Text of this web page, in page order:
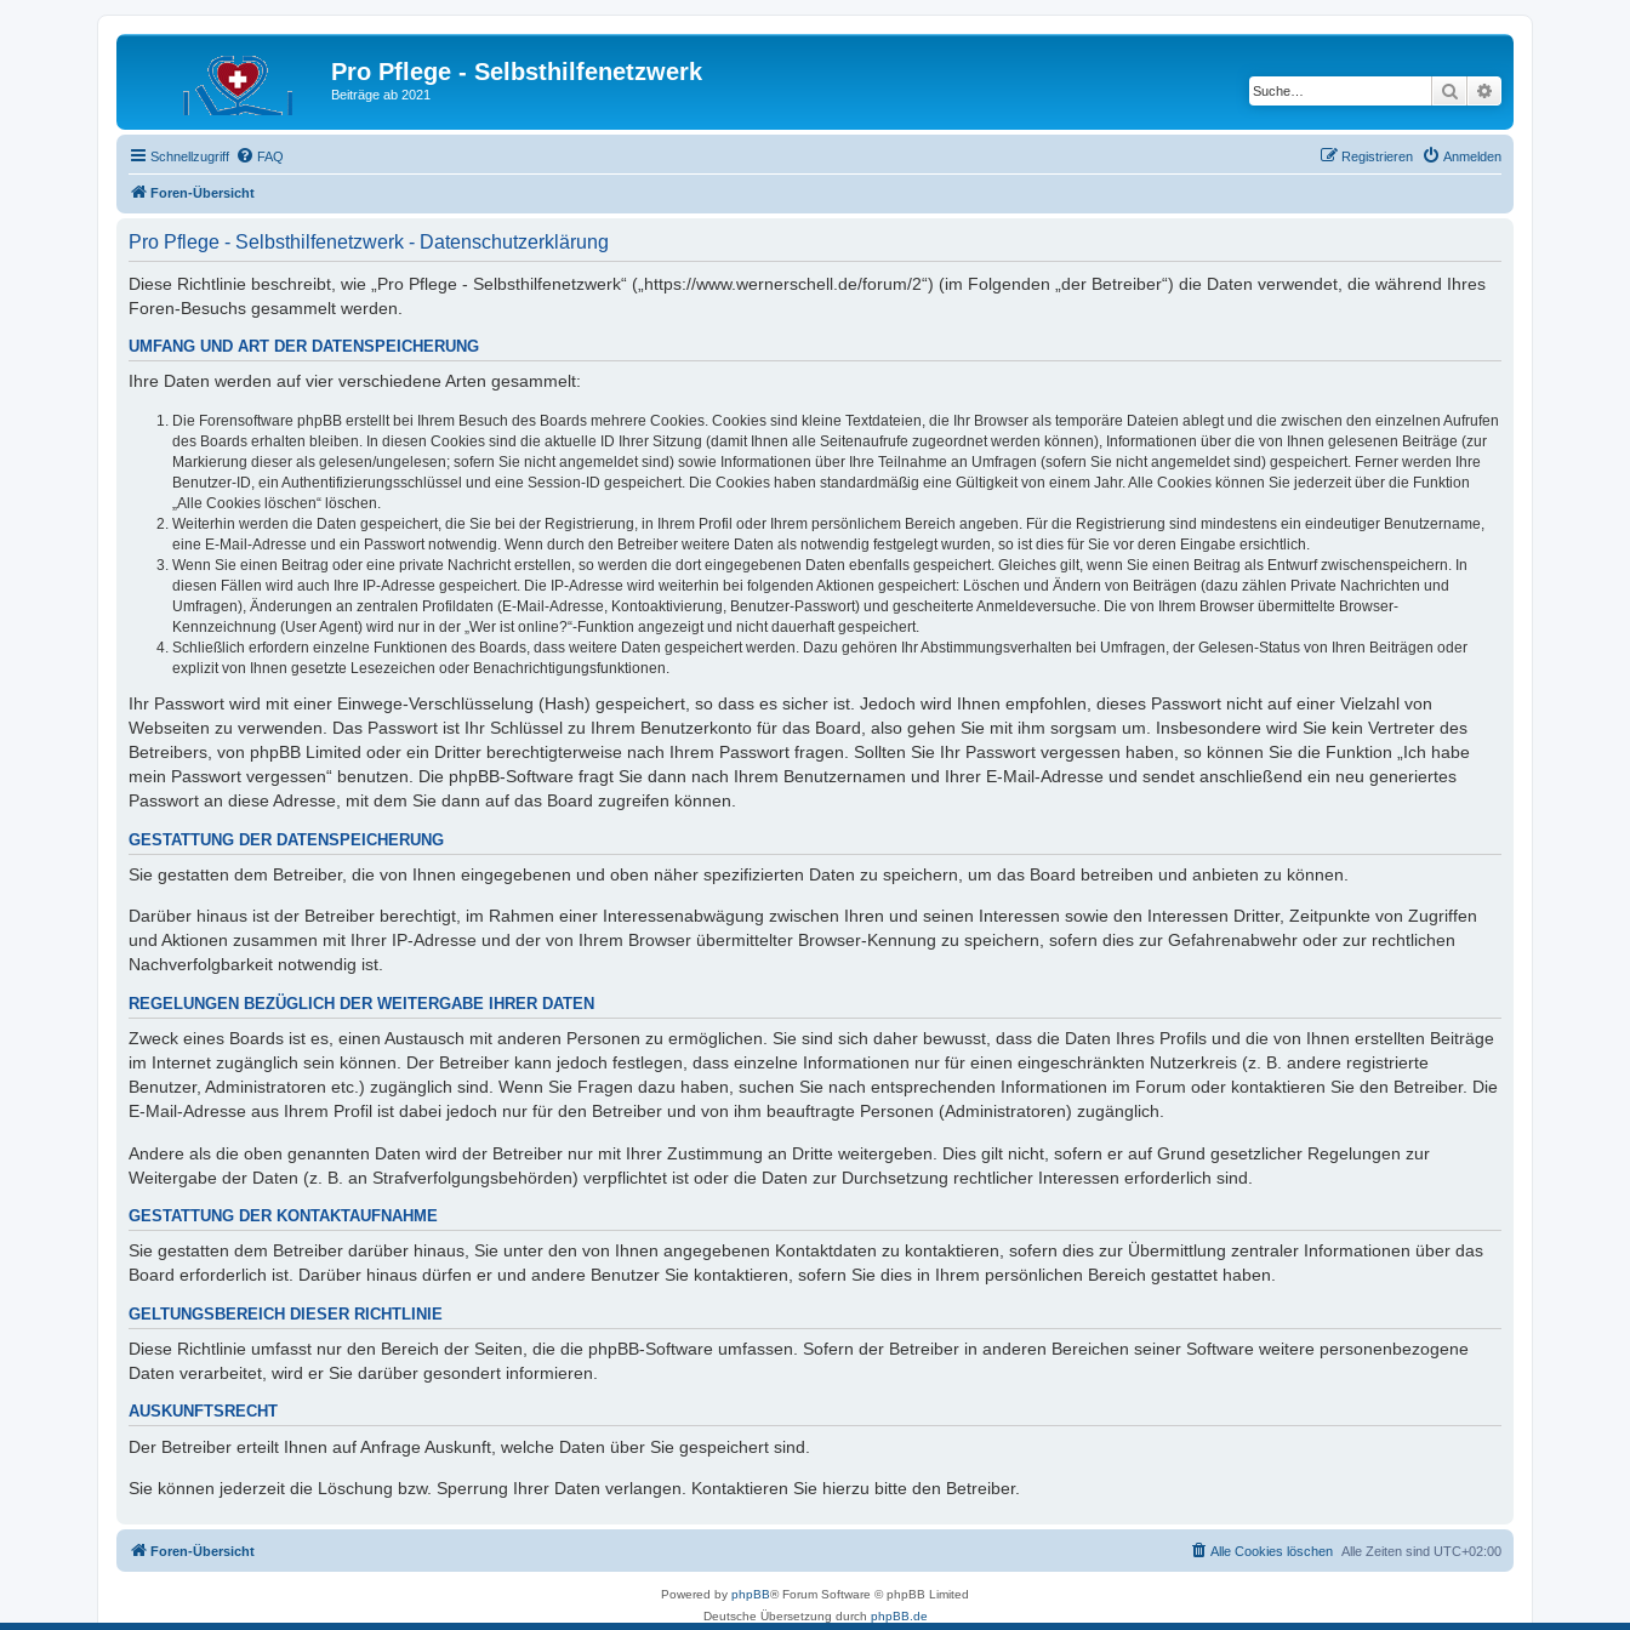
Pro Pflege - Selbsthilfenetzwerk
Beiträge ab 2021 Suche
Schnellzugriff FAQ Anmelden
Registrieren
Foren-Übersicht
Pro Pflege - Selbsthilfenetzwerk - Datenschutzerklärung
Diese Richtlinie beschreibt, wie „Pro Pflege - Selbsthilfenetzwerk“ („https://www.wernerschell.de/forum/2“) (im Folgenden „der Betreiber“) die Daten verwendet, die während Ihres
Foren-Besuchs gesammelt werden.
UMFANG UND ART DER DATENSPEICHERUNG
Ihre Daten werden auf vier verschiedene Arten gesammelt:
Die Forensoftware phpBB erstellt bei Ihrem Besuch des Boards mehrere Cookies. Cookies sind kleine Textdateien, die Ihr Browser als temporäre Dateien ablegt und die zwischen den einzelnen Aufrufen
des Boards erhalten bleiben. In diesen Cookies sind die aktuelle ID Ihrer Sitzung (damit Ihnen alle Seitenaufrufe zugeordnet werden können), Informationen über die von Ihnen gelesenen Beiträge (zur
Markierung dieser als gelesen/ungelesen; sofern Sie nicht angemeldet sind) sowie Informationen über Ihre Teilnahme an Umfragen (sofern Sie nicht angemeldet sind) gespeichert. Ferner werden Ihre
Benutzer-ID, ein Authentifizierungsschlüssel und eine Session-ID gespeichert. Die Cookies haben standardmäßig eine Gültigkeit von einem Jahr. Alle Cookies können Sie jederzeit über die Funktion
„Alle Cookies löschen“ löschen.
Weiterhin werden die Daten gespeichert, die Sie bei der Registrierung, in Ihrem Profil oder Ihrem persönlichem Bereich angeben. Für die Registrierung sind mindestens ein eindeutiger Benutzername,
eine E-Mail-Adresse und ein Passwort notwendig. Wenn durch den Betreiber weitere Daten als notwendig festgelegt wurden, so ist dies für Sie vor deren Eingabe ersichtlich.
Wenn Sie einen Beitrag oder eine private Nachricht erstellen, so werden die dort eingegebenen Daten ebenfalls gespeichert. Gleiches gilt, wenn Sie einen Beitrag als Entwurf zwischenspeichern. In
diesen Fällen wird auch Ihre IP-Adresse gespeichert. Die IP-Adresse wird weiterhin bei folgenden Aktionen gespeichert: Löschen und Ändern von Beiträgen (dazu zählen Private Nachrichten und
Umfragen), Änderungen an zentralen Profildaten (E-Mail-Adresse, Kontoaktivierung, Benutzer-Passwort) und gescheiterte Anmeldeversuche. Die von Ihrem Browser übermittelte Browser-
Kennzeichnung (User Agent) wird nur in der „Wer ist online?“-Funktion angezeigt und nicht dauerhaft gespeichert.
Schließlich erfordern einzelne Funktionen des Boards, dass weitere Daten gespeichert werden. Dazu gehören Ihr Abstimmungsverhalten bei Umfragen, der Gelesen-Status von Ihren Beiträgen oder
explizit von Ihnen gesetzte Lesezeichen oder Benachrichtigungsfunktionen.
Ihr Passwort wird mit einer Einwege-Verschlüsselung (Hash) gespeichert, so dass es sicher ist. Jedoch wird Ihnen empfohlen, dieses Passwort nicht auf einer Vielzahl von
Webseiten zu verwenden. Das Passwort ist Ihr Schlüssel zu Ihrem Benutzerkonto für das Board, also gehen Sie mit ihm sorgsam um. Insbesondere wird Sie kein Vertreter des
Betreibers, von phpBB Limited oder ein Dritter berechtigterweise nach Ihrem Passwort fragen. Sollten Sie Ihr Passwort vergessen haben, so können Sie die Funktion „Ich habe
mein Passwort vergessen“ benutzen. Die phpBB-Software fragt Sie dann nach Ihrem Benutzernamen und Ihrer E-Mail-Adresse und sendet anschließend ein neu generiertes
Passwort an diese Adresse, mit dem Sie dann auf das Board zugreifen können.
GESTATTUNG DER DATENSPEICHERUNG
Sie gestatten dem Betreiber, die von Ihnen eingegebenen und oben näher spezifizierten Daten zu speichern, um das Board betreiben und anbieten zu können.
Darüber hinaus ist der Betreiber berechtigt, im Rahmen einer Interessenabwägung zwischen Ihren und seinen Interessen sowie den Interessen Dritter, Zeitpunkte von Zugriffen
und Aktionen zusammen mit Ihrer IP-Adresse und der von Ihrem Browser übermittelter Browser-Kennung zu speichern, sofern dies zur Gefahrenabwehr oder zur rechtlichen
Nachverfolgbarkeit notwendig ist.
REGELUNGEN BEZÜGLICH DER WEITERGABE IHRER DATEN
Zweck eines Boards ist es, einen Austausch mit anderen Personen zu ermöglichen. Sie sind sich daher bewusst, dass die Daten Ihres Profils und die von Ihnen erstellten Beiträge
im Internet zugänglich sein können. Der Betreiber kann jedoch festlegen, dass einzelne Informationen nur für einen eingeschränkten Nutzerkreis (z. B. andere registrierte
Benutzer, Administratoren etc.) zugänglich sind. Wenn Sie Fragen dazu haben, suchen Sie nach entsprechenden Informationen im Forum oder kontaktieren Sie den Betreiber. Die
E-Mail-Adresse aus Ihrem Profil ist dabei jedoch nur für den Betreiber und von ihm beauftragte Personen (Administratoren) zugänglich.
Andere als die oben genannten Daten wird der Betreiber nur mit Ihrer Zustimmung an Dritte weitergeben. Dies gilt nicht, sofern er auf Grund gesetzlicher Regelungen zur
Weitergabe der Daten (z. B. an Strafverfolgungsbehörden) verpflichtet ist oder die Daten zur Durchsetzung rechtlicher Interessen erforderlich sind.
GESTATTUNG DER KONTAKTAUFNAHME
Sie gestatten dem Betreiber darüber hinaus, Sie unter den von Ihnen angegebenen Kontaktdaten zu kontaktieren, sofern dies zur Übermittlung zentraler Informationen über das
Board erforderlich ist. Darüber hinaus dürfen er und andere Benutzer Sie kontaktieren, sofern Sie dies in Ihrem persönlichen Bereich gestattet haben.
GELTUNGSBEREICH DIESER RICHTLINIE
Diese Richtlinie umfasst nur den Bereich der Seiten, die die phpBB-Software umfassen. Sofern der Betreiber in anderen Bereichen seiner Software weitere personenbezogene
Daten verarbeitet, wird er Sie darüber gesondert informieren.
AUSKUNFTSRECHT
Der Betreiber erteilt Ihnen auf Anfrage Auskunft, welche Daten über Sie gespeichert sind.
Sie können jederzeit die Löschung bzw. Sperrung Ihrer Daten verlangen. Kontaktieren Sie hierzu bitte den Betreiber.
Foren-Übersicht Alle Zeiten sind UTC+02:00
Alle Cookies löschen
Powered by phpBB® Forum Software © phpBB Limited
Deutsche Übersetzung durch phpBB.de